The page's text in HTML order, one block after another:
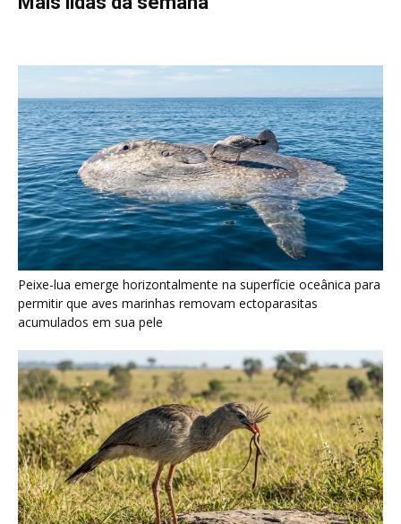
Peixe-lua emerge horizontalmente na superfície oceânica para
permitir que aves marinhas removam ectoparasitas
acumulados em sua pele